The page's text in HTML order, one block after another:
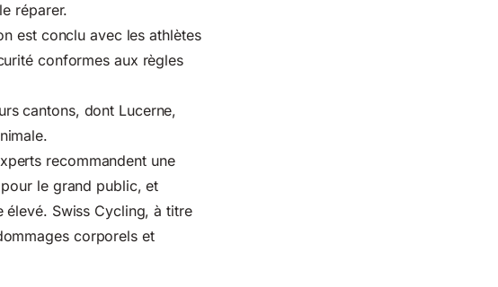
réparer.
est conclu avec les athlètes
conformes aux règles
cantons, dont Lucerne,
recommandent une
le grand public, et
Swiss Cycling, à titre
corporels et